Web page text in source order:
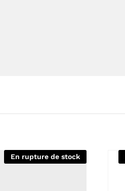
En rupture de stock